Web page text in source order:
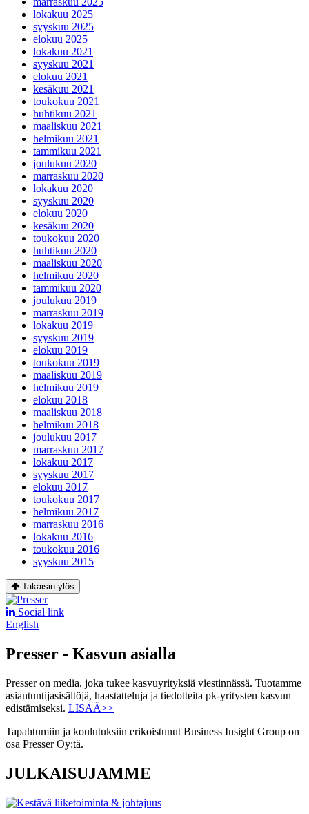
lokakuu 2025
syyskuu 2025
elokuu 2025
lokakuu 2021
syyskuu 2021
elokuu 2021
kesäkuu 2021
toukokuu 2021
huhtikuu 2021
maaliskuu 2021
helmikuu 2021
tammikuu 2021
joulukuu 2020
marraskuu 2020
lokakuu 2020
syyskuu 2020
elokuu 2020
kesäkuu 2020
toukokuu 2020
huhtikuu 2020
maaliskuu 2020
helmikuu 2020
tammikuu 2020
joulukuu 2019
marraskuu 2019
lokakuu 2019
syyskuu 2019
elokuu 2019
toukokuu 2019
maaliskuu 2019
helmikuu 2019
elokuu 2018
maaliskuu 2018
helmikuu 2018
joulukuu 2017
marraskuu 2017
lokakuu 2017
syyskuu 2017
elokuu 2017
toukokuu 2017
helmikuu 2017
marraskuu 2016
lokakuu 2016
toukokuu 2016
syyskuu 2015
Takaisin ylös
Social link
English
Presser - Kasvun asialla
Presser on media, joka tukee kasvuyrityksiä viestinnässä. Tuotamme
asiantuntijasisältöjä, haastatteluja ja tiedotteita pk-yritysten kasvun
edistämiseksi. LISÄÄ>>
Tapahtumiin ja koulutuksiin erikoistunut Business Insight Group on
osa Presser Oy:tä.
JULKAISUJAMME